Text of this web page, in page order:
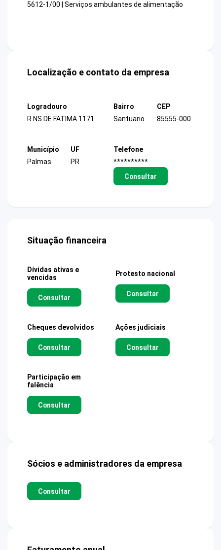
5612-1/00 | Serviços ambulantes de alimentação
Localização e contato da empresa
Logradouro
R NS DE FATIMA 1171
Bairro
Santuario
CEP
85555-000
Município
Palmas
UF
PR
Telefone
**********
Consultar
Situação financeira
Dívidas ativas e
vencidas
Consultar
Protesto nacional
Consultar
Cheques devolvidos
Consultar
Ações judiciais
Consultar
Participação em
falência
Consultar
Sócios e administradores da empresa
Consultar